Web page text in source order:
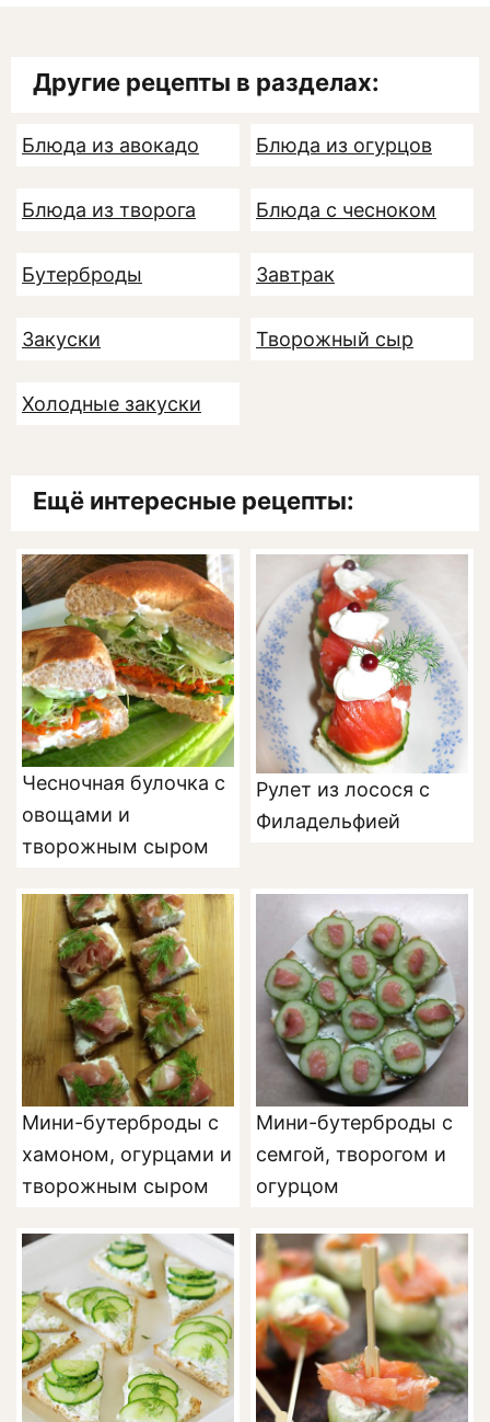
Другие рецепты в разделах:
Блюда из авокадо Блюда из огурцов
Блюда из творога Блюда с чесноком
Бутерброды Завтрак
Закуски Творожный сыр
Холодные закуски
Ещё интересные рецепты:
Чесночная булочка с
овощами и
творожным сыром
Рулет из лосося с
Филадельфией
Мини-бутерброды с
хамоном, огурцами и
творожным сыром
Мини-бутерброды с
семгой, творогом и
огурцом